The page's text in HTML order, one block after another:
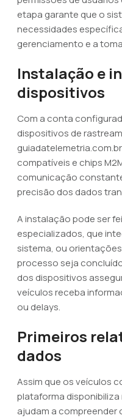
etapa garante que o
necessidades
gerenciamento e a
Instalação e
dispositivos
Com a conta
dispositivos de
compatíveis e chips
comunicação
precisão dos dados
A instalação pode ser
especializados, que
sistema, ou
processo seja
dos dispositivos
veículos receba
ou delays.
Primeiros
dados
Assim que os veículos
plataforma
ajudam a compreender